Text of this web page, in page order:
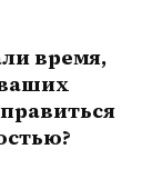
время,